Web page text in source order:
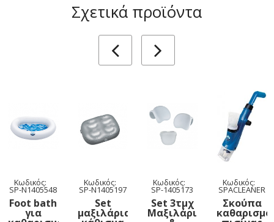
Σχετικά προϊόντα
Κωδικός:
SP-N1405548
Foot bath
για
Κωδικός:
SP-N1405197
Set
μαξιλάρια
Κωδικός:
SP-1405173
Set 3τμχ
Μαξιλάρια
Κωδικός:
SPACLEANER
Σκούπα